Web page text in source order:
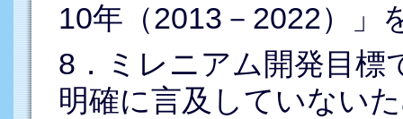
10年（2013－2022）」
8．ミレニアム開発目標
明確に言及していない